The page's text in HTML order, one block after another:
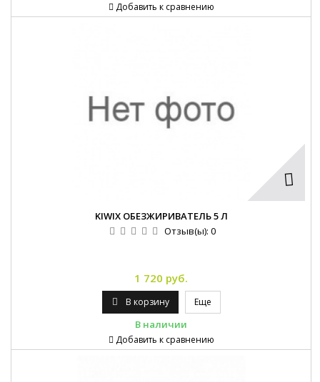
Добавить к сравнению
KIWIX ОБЕЗЖИРИВАТЕЛЬ 5 Л
Отзыв(ы): 0
1 720 руб.
В корзину Еще
В наличии
Добавить к сравнению